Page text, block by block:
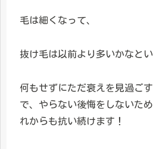
毛は細くなって、
抜け毛は以前より多いかなとい
何もせずにただ衰えを見過ご
で、やらない後悔をしないた
れからも抗い続けます！